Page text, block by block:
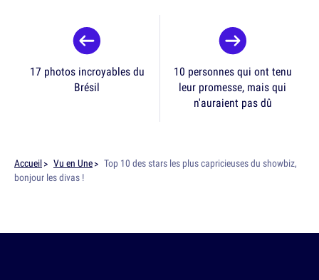
17 photos incroyables du
Brésil
10 personnes qui ont tenu
leur promesse, mais qui
n'auraient pas dû
Accueil Vu en Une
Top 10 des stars les plus capricieuses du showbiz,
bonjour les divas !